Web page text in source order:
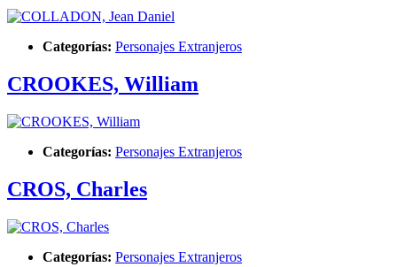
Categorías: Personajes Extranjeros
CROOKES, William
Categorías: Personajes Extranjeros
CROS, Charles
Categorías: Personajes Extranjeros